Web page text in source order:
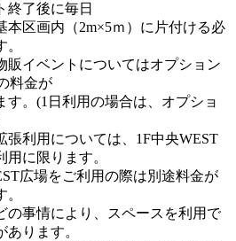
終了後に毎日
区画内（2m×5ｍ）に片付ける必
販イベントについてはオプション
料金が
。(1日利用の場合は、オプショ
利用については、1F中央WEST
用に限ります。
広場をご利用の際は別途料金が
の事情により、スペースを利用で
あります。